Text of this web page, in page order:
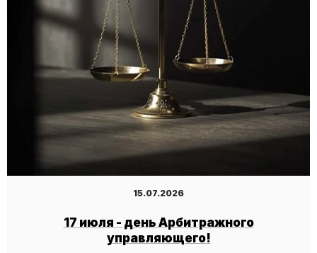
15.07.2026
17 июля - день Арбитражного
управляющего!